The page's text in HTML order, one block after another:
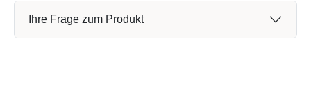
Ihre Frage zum Produkt